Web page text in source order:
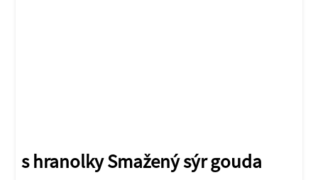
s hranolky Smažený sýr gouda